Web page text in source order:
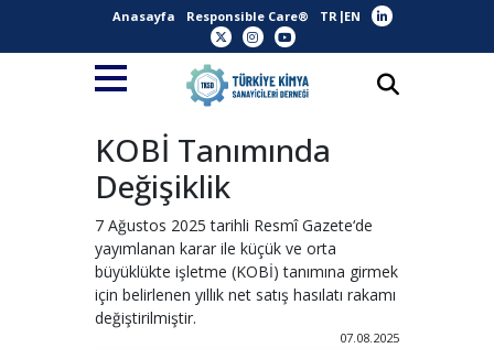
Anasayfa Responsible Care® TR EN
KOBİ Tanımında
Değişiklik
7 Ağustos 2025 tarihli Resmî Gazete‘de
yayımlanan karar ile küçük ve orta
büyüklükte işletme (KOBİ) tanımına girmek
için belirlenen yıllık net satış hasılatı rakamı
değiştirilmiştir.
07.08.2025